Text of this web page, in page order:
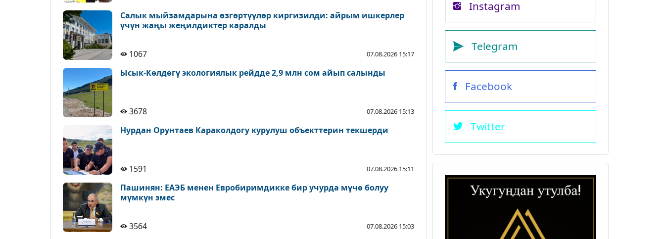
Салык мыйзамдарына өзгөртүүлөр киргизилди: айрым ишкерлер
үчүн жаңы жеңилдиктер каралды
1067 07.08.2026 15:17
Ысык-Көлдөгү экологиялык рейдде 2,9 млн сом айып салынды
3678 07.08.2026 15:13
Нурдан Орунтаев Караколдогу курулуш объекттерин текшерди
1591 07.08.2026 15:11
Пашинян: ЕАЭБ менен Евробиримдикке бир учурда мүчө болуу
мүмкүн эмес
3564 07.08.2026 15:03
Instagram
Telegram
Facebook
Twitter